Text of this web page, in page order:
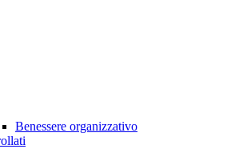
Benessere organizzativo